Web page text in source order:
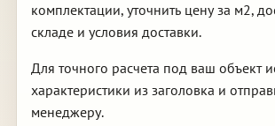
комплектации, уточнить цену за м2,
складе и условия доставки.
Для точного расчета под ваш объект
характеристики из заголовка и
менеджеру.